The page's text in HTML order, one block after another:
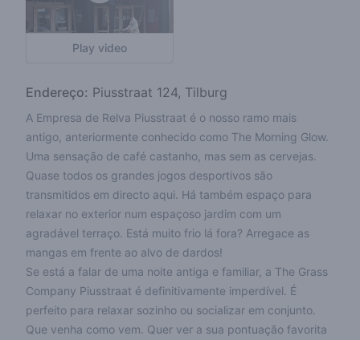
Play video
Endereço: Piusstraat 124, Tilburg
A Empresa de Relva Piusstraat é o nosso ramo mais
antigo, anteriormente conhecido como The Morning Glow.
Uma sensação de café castanho, mas sem as cervejas.
Quase todos os grandes jogos desportivos são
transmitidos em directo aqui. Há também espaço para
relaxar no exterior num espaçoso jardim com um
agradável terraço. Está muito frio lá fora? Arregace as
mangas em frente ao alvo de dardos!
Se está a falar de uma noite antiga e familiar, a The Grass
Company Piusstraat é definitivamente imperdível. É
perfeito para relaxar sozinho ou socializar em conjunto.
Que venha como vem. Quer ver a sua pontuação favorita